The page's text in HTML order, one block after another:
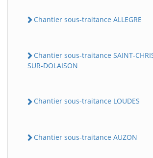
Chantier sous-traitance ALLEGRE
Chantier sous-traitance SAINT-
SUR-DOLAISON
Chantier sous-traitance LOUDES
Chantier sous-traitance AUZON